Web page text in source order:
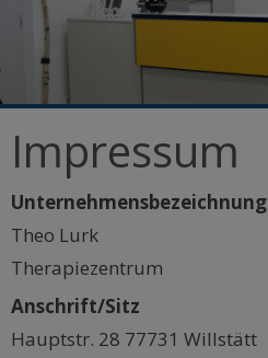
Impressum
Unternehmensbezeichnung
Theo Lurk
Therapiezentrum
Anschrift/Sitz
Hauptstr. 28 77731 Willstätt